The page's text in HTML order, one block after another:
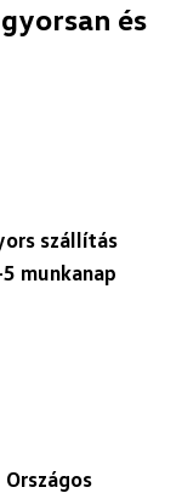
és
szállítás
munkanap
Országos